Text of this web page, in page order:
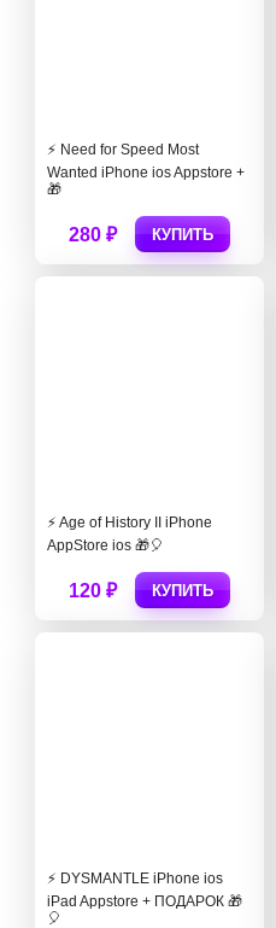
⚡️ Need for Speed Most
Wanted iPhone ios Appstore +
🎁
280 ₽ КУПИТЬ
⚡️ Age of History II iPhone
AppStore ios 🎁🎈
120 ₽ КУПИТЬ
⚡️ DYSMANTLE iPhone ios
iPad Appstore + ПОДАРОК 🎁
🎈